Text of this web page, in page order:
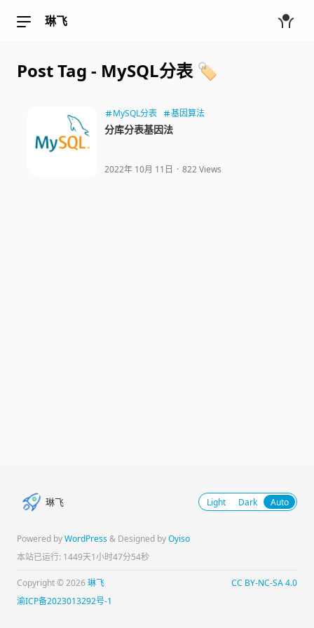
琳飞
Post Tag - MySQL分表 🏷️
MySQL分表 基因算法
分库分表基因法
2022年 10月 11日 · 822 Views
琳飞 Light Dark Auto
Powered byWordPress& Designed byOyiso
本站已运行: 1449天1小时47分54秒
Copyright © 2026 琳飞
CC BY-NC-SA 4.0
渝ICP备2023013292号-1